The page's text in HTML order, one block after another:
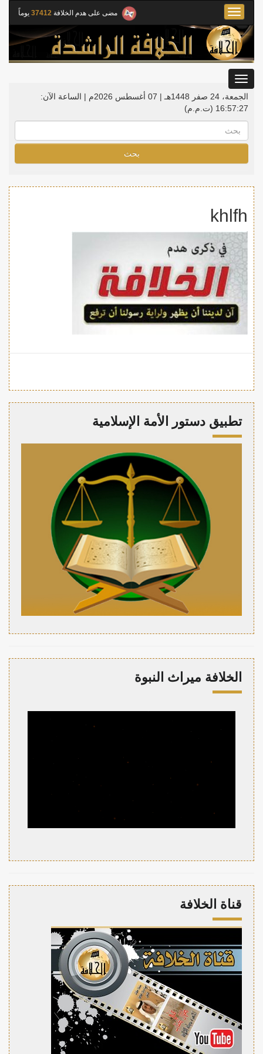
مضى على هدم الخلافة 37412 يوماً
Toggle
navigation
الجمعة، 24 صفر 1448هـ | 07 أغسطس 2026م |
الساعة الآن:
16:57:27 (ت.م.م)
بحث
khlfh
تطبيق دستور الأمة الإسلامية
الخلافة ميراث النبوة
قناة الخلافة